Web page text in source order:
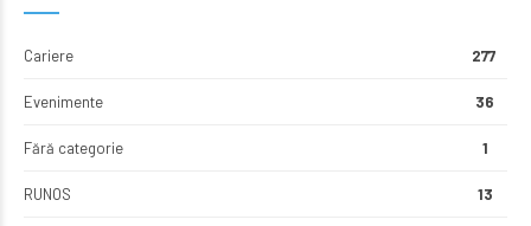
Cariere 277
Evenimente 36
Fără categorie 1
RUNOS 13